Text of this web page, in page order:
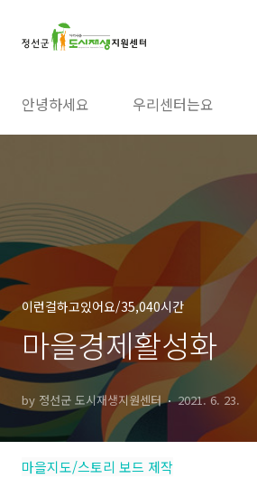
안녕하세요 우리센터는요
이런걸하고있어요/35,040시간
마을경제활성화
by 정선군 도시재생지원센터 2021. 6. 23.
마을지도/스토리 보드 제작